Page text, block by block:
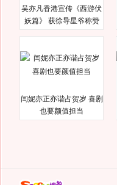
吴亦凡香港宣传《西游伏
妖篇》 获徐导星爷称赞
闫妮亦正亦谐占贺岁 喜剧
也要颜值担当